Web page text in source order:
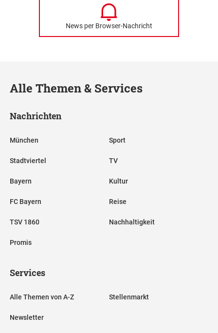
News per Browser-Nachricht
Alle Themen & Services
Nachrichten
München
Stadtviertel
Bayern
FC Bayern
TSV 1860
Promis
Sport
TV
Kultur
Reise
Nachhaltigkeit
Services
Alle Themen von A-Z
Newsletter
Stellenmarkt